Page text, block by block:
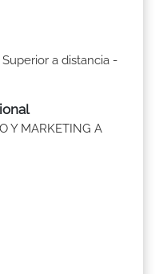
a distancia -
Y MARKETING A